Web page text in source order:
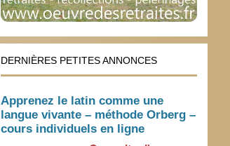
DERNIÈRES PETITES ANNONCES
Apprenez le latin comme une
langue vivante – méthode Orberg –
cours individuels en ligne